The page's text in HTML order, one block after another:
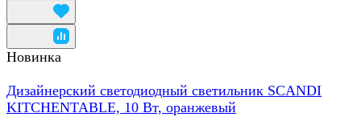
Новинка
Дизайнерский светодиодный светильник SCANDI
KITCHENTABLE, 10 Вт, оранжевый